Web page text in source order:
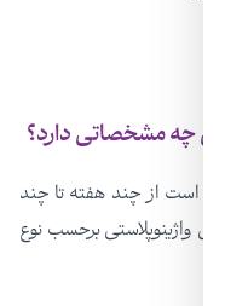
چه مشخصاتی دارد؟
است از چند هفته تا چند
واژینوپلاستی برحسب نوع